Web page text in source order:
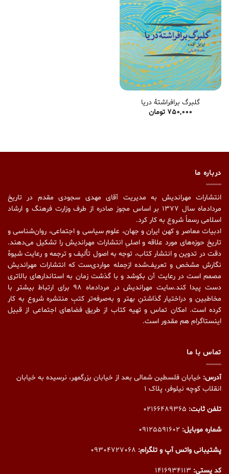
گلبرگ برافراشتۀ دریا
750,000 تومان
درباره ما
انتشارات مهراندیش به مدیریت آقای مهدی سجودی مقدم در تاریخ
مردادماه سال ۱۳۷۷ بر اساس مجوز صادره از طرف وزارت فرهنگ و ارشاد
اسلامی رسماً شروع به کار کرد.
ادبیات معاصر و کهن ایران و جهان، علوم سیاسی و اجتماعی، روان‌شناسی و
تاریخ حوزه‌های مورد علاقه و اصلیِ انتشارات مهراندیش را تشکیل می‌دهند.
دقت در تدوین و انتشار کتاب،‌ توجه به اصول تألیف و ترجمه و رعایت شیوهٔ
نگارش مشخص و تعریف‌شده ازجمله مواردی‌ست که انتشارات مهراندیش
مصمم است در رعایت آن بکوشد و با گذشت زمان به استاندارهای بالاتری
دست پیدا کند.سایت مهراندیش در مردادماه ۹۸ برای ارتباط بیشتر با
مخاطبین و دراختیار گذاشتنِ بهتر و به‌صرفه‌تر کتبِ منتشره شروع به کار
کرده است. امکان تماس و تهیه کتاب از طریق فضاهای اجتماعی از قبیل
اینستاگرام هم مقدور است.
تماس با ما
آدرس: خیابان فلسطین شمالی بعد از خیابان بزرگمهر، نرسیده به خیابان
انقلاب کوچه نیلوفر، پلاک ۱
تلفن ثابت:
شماره موبایل:
پشتیبانی واتس آپ و تلگرام:
کد پستی: